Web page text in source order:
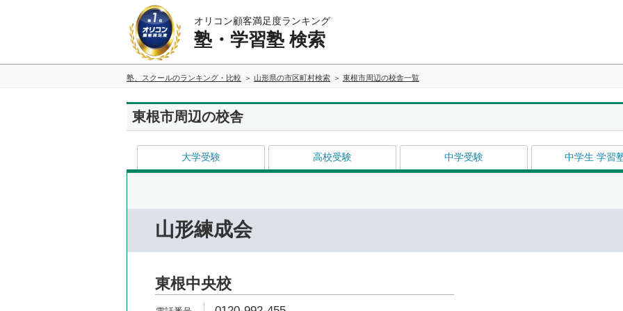
オリコン顧客満足度ランキング
塾・学習塾 検索
塾、スクールのランキング・比較 山形県の市区町村検索 東根市周辺の校舎一覧
東根市周辺の校舎
大学受験 高校受験 中学受験 中学生 学習
山形練成会
東根中央校